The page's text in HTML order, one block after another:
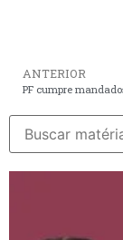
ANTERIOR